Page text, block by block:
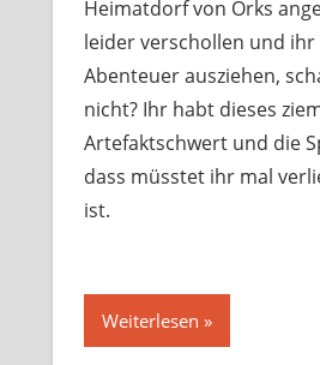
Heimatdorf von Orks
leider verschollen und
Abenteuer ausziehen,
nicht? Ihr habt dieses
Artefaktschwert und die
dass müsstet ihr mal
ist.
Weiterlesen